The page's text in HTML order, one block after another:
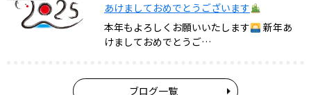
あけましておめでとうございます
本年もよろしくお願いいたします
新年あ
けましておめでとうご…
ブログ一覧